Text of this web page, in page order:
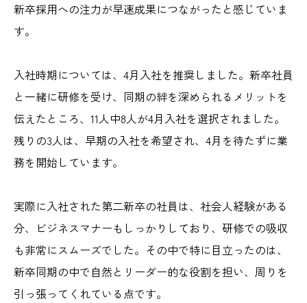
新卒採用への注力が早速成果につながったと感じていま
す。
入社時期については、4月入社を推奨しました。新卒社員
と一緒に研修を受け、同期の絆を深められるメリットを
伝えたところ、 11人中8人が4月入社を選択されました。
残りの3人は、早期の入社を希望され、4月を待たずに業
務を開始しています。
実際に入社された第二新卒の社員は、社会人経験がある
分、ビジネスマナーもしっかりしており、研修での吸収
も非常にスムーズでした。その中で特に目立ったのは、
新卒同期の中で自然とリーダー的な役割を担い、周りを
引っ張ってくれている点です。